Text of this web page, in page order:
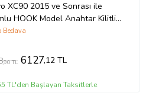
XC90 2015 ve Sonrası ile
HOOK Model Anahtar Kilitli
Tavan Barı GRİ
Bedava
,90 TL 6127,12 TL
TL'den Başlayan Taksitlerle